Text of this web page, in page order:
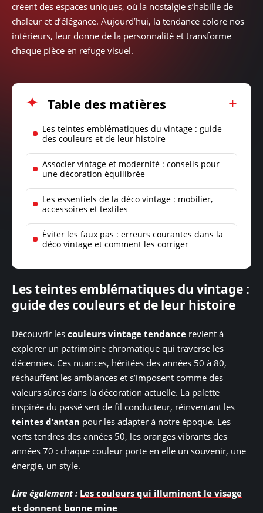
créent des espaces uniques, où la nostalgie s’habille de
chaleur et d’élégance. Aujourd’hui, la tendance colore nos
intérieurs, leur donne de la personnalité et transforme
chaque pièce en refuge visuel.
Table des matières
Les teintes emblématiques du vintage : guide
des couleurs et de leur histoire
Associer vintage et modernité : conseils pour
une décoration équilibrée
Les essentiels de la déco vintage : mobilier,
accessoires et textiles
Éviter les faux pas : erreurs courantes dans la
déco vintage et comment les corriger
Les teintes emblématiques du vintage :
guide des couleurs et de leur histoire
Découvrir les couleurs vintage tendance revient à
explorer un patrimoine chromatique qui traverse les
décennies. Ces nuances, héritées des années 50 à 80,
réchauffent les ambiances et s’imposent comme des
valeurs sûres dans la décoration actuelle. La palette
inspirée du passé sert de fil conducteur, réinventant les
teintes d’antan pour les adapter à notre époque. Les
verts tendres des années 50, les oranges vibrants des
années 70 : chaque couleur porte en elle un souvenir, une
énergie, un style.
Lire également : Les couleurs qui illuminent le visage
et donnent bonne mine